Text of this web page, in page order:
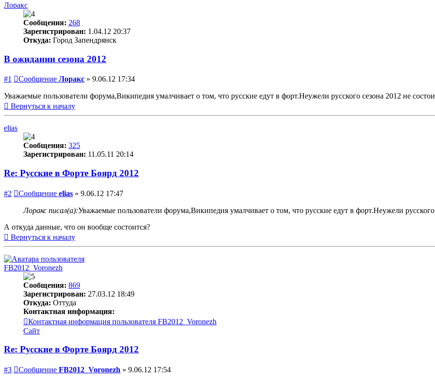
Лоракс
Сообщения: 268
Зарегистрирован: 1.04.12 20:37
Откуда: Город Запендрянск
В ожидании сезона 2012
#1 Сообщение Лоракс » 9.06.12 17:34
Уважаемые пользователи форума,Википедия умалчивает о том, что русские едут в форт.Неужели русского сезона 2012 не
Вернуться к началу
elias
Сообщения: 325
Зарегистрирован: 11.05.11 20:14
Re: Русские в Форте Боярд 2012
#2 Сообщение elias » 9.06.12 17:47
Лоракс писал(а):Уважаемые пользователи форума,Википедия умалчивает о том, что русские едут в форт.Неужели русского
А откуда данные, что он вообще состоится?
Вернуться к началу
FB2012_Voronezh
Сообщения: 869
Зарегистрирован: 27.03.12 18:49
Откуда: Оттуда
Контактная информация:
Контактная информация пользователя FB2012_Voronezh
Сайт
Re: Русские в Форте Боярд 2012
#3 Сообщение FB2012_Voronezh » 9.06.12 17:54